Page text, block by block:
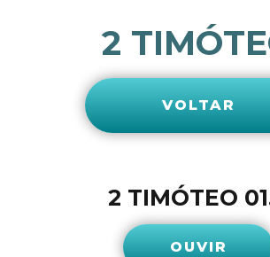
2
VOLTAR
2 TIMÓTEO
OUVIR